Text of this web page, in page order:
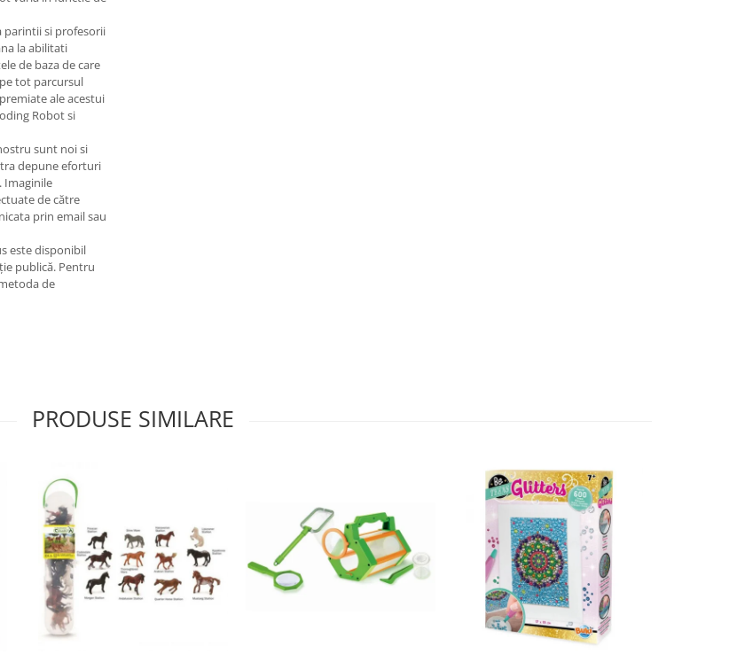
parintii si profesorii
la abilitati
de baza de care
tot parcursul
ale acestui
Robot si
sunt noi si
depune eforturi
Imaginile
de către
prin email sau
este disponibil
publică. Pentru
de
PRODUSE SIMILARE